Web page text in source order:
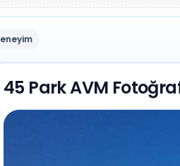
45 Park AVM